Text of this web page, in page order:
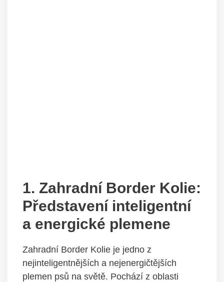
1. Zahradní Border Kolie:
Představení inteligentní
a energické plemene
Zahradní Border Kolie je jedno z
nejinteligentnějších a nejenergičtějších
plemen psů na světě. Pochází z oblasti